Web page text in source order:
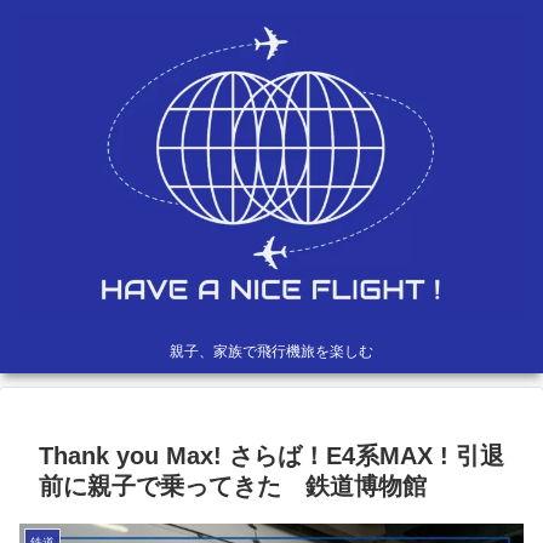
親子、家族で飛行機旅を楽しむ
Thank you Max! さらば！E4系MAX ! 引退
前に親子で乗ってきた 鉄道博物館